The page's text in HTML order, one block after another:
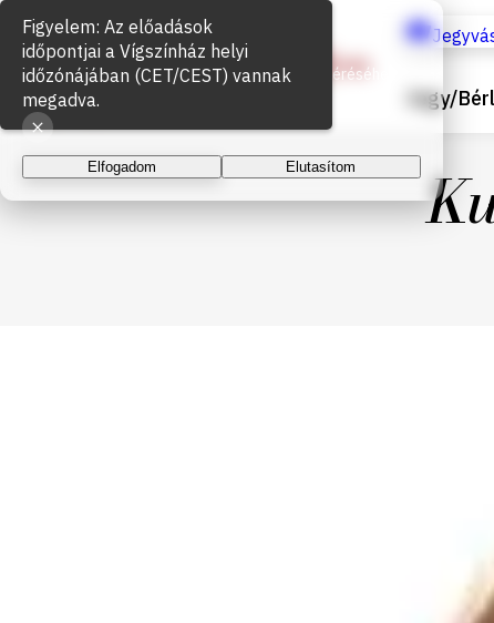
Jegy/
Sütik használata
Az oldal működéséhez és a látogatottság méréséhez
sütiket használunk. A folytatással elfogadja a sütik
használatát.
Elfogadom Elutasítom